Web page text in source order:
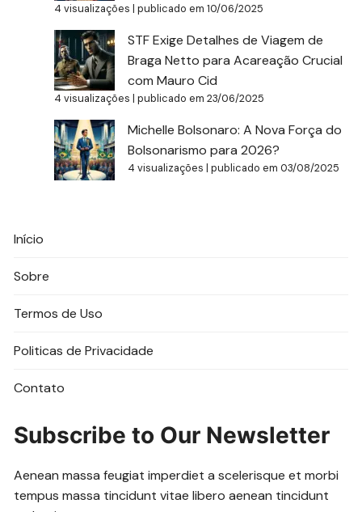
4 visualizações |publicado em 10/06/2025
STF Exige Detalhes de Viagem de
Braga Netto para Acareação Crucial
com Mauro Cid
4 visualizações |publicado em 23/06/2025
Michelle Bolsonaro: A Nova Força do
Bolsonarismo para 2026?
4 visualizações |publicado em 03/08/2025
Início
Sobre
Termos de Uso
Politicas de Privacidade
Contato
Subscribe to Our Newsletter
Aenean massa feugiat imperdiet a scelerisque et morbi
tempus massa tincidunt vitae libero aenean tincidunt